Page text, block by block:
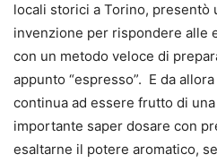
locali storici a Torino, presentò
invenzione per rispondere alle
con un metodo veloce di
appunto “espresso”. E da
continua ad essere frutto di
importante saper dosare con
esaltarne il potere aromatico,